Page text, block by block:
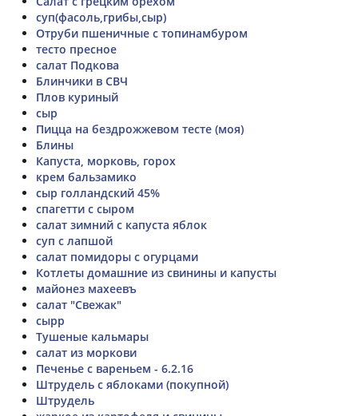
суп(фасоль,грибы,сыр)
Отруби пшеничные с топинамбуром
тесто пресное
салат Подкова
Блинчики в СВЧ
Плов куриный
сыр
Пицца на бездрожжевом тесте (моя)
Блины
Капуста, морковь, горох
крем бальзамико
сыр голландский 45%
спагетти с сыром
салат зимний с капуста яблок
суп с лапшой
салат помидоры с огурцами
Котлеты домашние из свинины и капусты
майонез махеевъ
салат "Свежак"
сырр
Тушеные кальмары
салат из моркови
Печенье с вареньем - 6.2.16
Штрудель с яблоками (покупной)
Штрудель